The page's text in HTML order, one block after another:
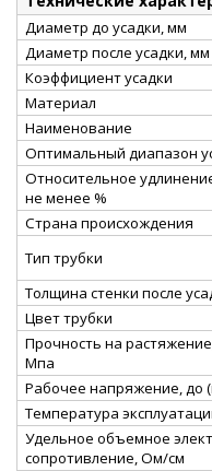
Диаметр до усадки, мм
Диаметр после усадки, мм
Коэффициент усадки
Материал
Наименование
Оптимальный диапазон
Относительное
не менее %
Страна происхождения
Тип трубки
Толщина стенки после
Цвет трубки
Прочность на
Мпа
Рабочее напряжение, до
Температура
Удельное объемное
сопротивление, Ом/см